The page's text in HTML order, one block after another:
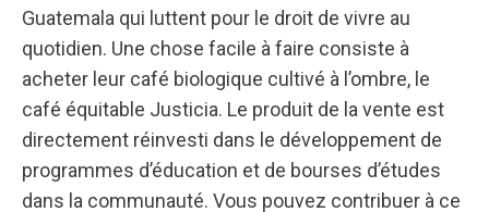
Guatemala qui luttent pour le droit de vivre au
quotidien. Une chose facile à faire consiste à
acheter leur café biologique cultivé à l’ombre, le
café équitable Justicia. Le produit de la vente est
directement réinvesti dans le développement de
programmes d’éducation et de bourses d’études
dans la communauté. Vous pouvez contribuer à ce